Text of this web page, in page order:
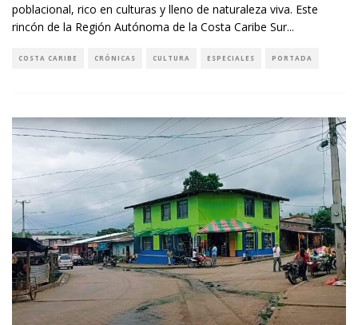
poblacional, rico en culturas y lleno de naturaleza viva. Este
rincón de la Región Autónoma de la Costa Caribe Sur...
COSTA CARIBE CRÓNICAS CULTURA ESPECIALES PORTADA